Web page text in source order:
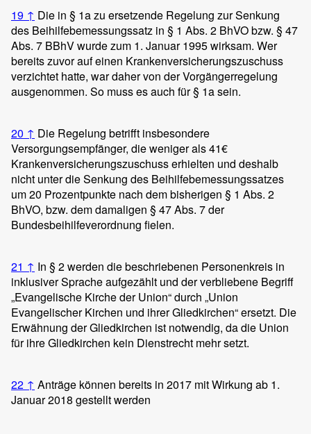
19 ↑ Die in § 1a zu ersetzende Regelung zur Senkung
des Beihilfebemessungssatz in § 1 Abs. 2 BhVO bzw. § 47
Abs. 7 BBhV wurde zum 1. Januar 1995 wirksam. Wer
bereits zuvor auf einen Krankenversicherungszuschuss
verzichtet hatte, war daher von der Vorgängerregelung
ausgenommen. So muss es auch für § 1a sein.
20 ↑ Die Regelung betrifft insbesondere
Versorgungsempfänger, die weniger als 41€
Krankenversicherungszuschuss erhielten und deshalb
nicht unter die Senkung des Beihilfebemessungssatzes
um 20 Prozentpunkte nach dem bisherigen § 1 Abs. 2
BhVO, bzw. dem damaligen § 47 Abs. 7 der
Bundesbeihilfeverordnung fielen.
21 ↑ In § 2 werden die beschriebenen Personenkreis in
inklusiver Sprache aufgezählt und der verbliebene Begriff
„Evangelische Kirche der Union“ durch „Union
Evangelischer Kirchen und ihrer Gliedkirchen“ ersetzt. Die
Erwähnung der Gliedkirchen ist notwendig, da die Union
für ihre Gliedkirchen kein Dienstrecht mehr setzt.
22 ↑ Anträge können bereits in 2017 mit Wirkung ab 1.
Januar 2018 gestellt werden